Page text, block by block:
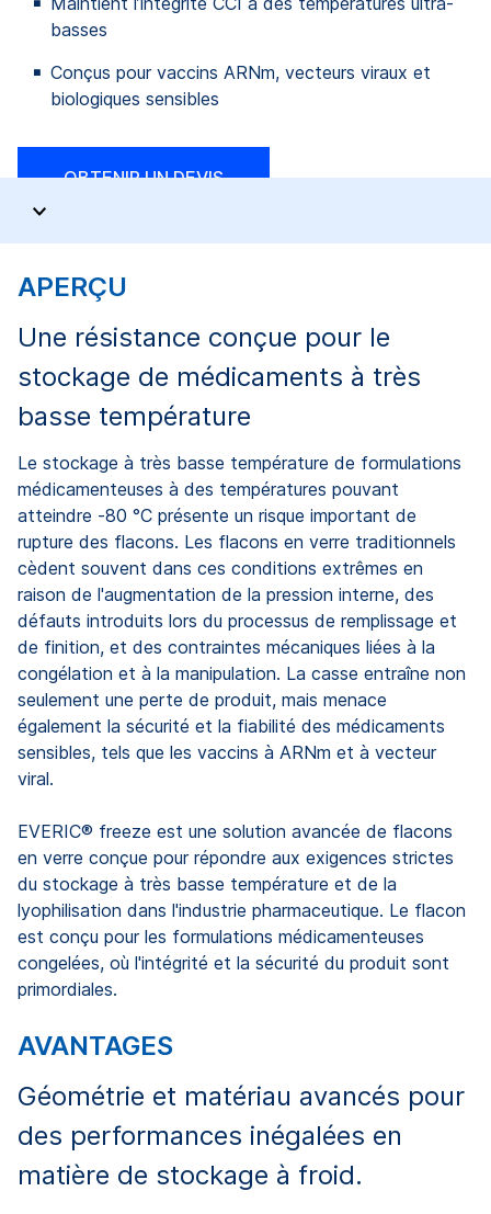
basses
Conçus pour vaccins ARNm, vecteurs viraux et
biologiques sensibles
OBTENIR UN DEVIS
APERÇU
Une résistance conçue pour le
stockage de médicaments à très
basse température
Le stockage à très basse température de formulations
médicamenteuses à des températures pouvant
atteindre -80 °C présente un risque important de
rupture des flacons. Les flacons en verre traditionnels
cèdent souvent dans ces conditions extrêmes en
raison de l'augmentation de la pression interne, des
défauts introduits lors du processus de remplissage et
de finition, et des contraintes mécaniques liées à la
congélation et à la manipulation. La casse entraîne non
seulement une perte de produit, mais menace
également la sécurité et la fiabilité des médicaments
sensibles, tels que les vaccins à ARNm et à vecteur
viral.
EVERIC® freeze est une solution avancée de flacons
en verre conçue pour répondre aux exigences strictes
du stockage à très basse température et de la
lyophilisation dans l'industrie pharmaceutique. Le flacon
est conçu pour les formulations médicamenteuses
congelées, où l'intégrité et la sécurité du produit sont
primordiales.
AVANTAGES
Géométrie et matériau avancés pour
des performances inégalées en
matière de stockage à froid.